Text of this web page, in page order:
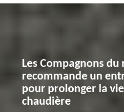
Les Compagnons du
recommande un
pour prolonger la
chaudière